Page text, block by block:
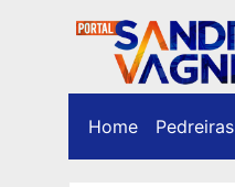
Home Pedreiras